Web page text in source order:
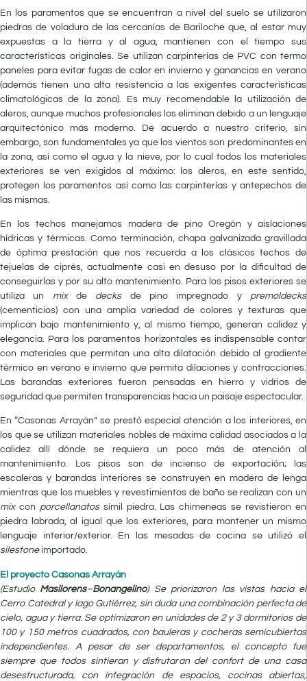
En los paramentos que se encuentran a nivel del suelo se utilizaron
piedras de voladura de las cercanías de Bariloche que, al estar muy
expuestas a la tierra y al agua, mantienen con el tiempo sus
características originales. Se utilizan carpinterías de PVC con termo
paneles para evitar fugas de calor en invierno y ganancias en verano
(además tienen una alta resistencia a las exigentes características
climatológicas de la zona). Es muy recomendable la utilización de
aleros, aunque muchos profesionales los eliminan debido a un lenguaje
arquitectónico más moderno. De acuerdo a nuestro criterio, sin
embargo, son fundamentales ya que los vientos son predominantes en
la zona, así como el agua y la nieve, por lo cual todos los materiales
exteriores se ven exigidos al máximo: los aleros, en este sentido,
protegen los paramentos así como las carpinterías y antepechos de
las mismas.
En los techos manejamos madera de pino Oregón y aislaciones
hídricas y térmicas. Como terminación, chapa galvanizada gravillada
de óptima prestación que nos recuerda a los clásicos techos de
tejuelas de ciprés, actualmente casi en desuso por la dificultad de
conseguirlas y por su alto mantenimiento. Para los pisos exteriores se
utiliza un mixde decksde pino impregnado ypremoldecks
(cementicios) con una amplia variedad de colores y texturas que
implican bajo mantenimiento y, al mismo tiempo, generan calidez y
elegancia. Para los paramentos horizontales es indispensable contar
con materiales que permitan una alta dilatación debido al gradiente
térmico en verano e invierno que permita dilaciones y contracciones.
Las barandas exteriores fueron pensadas en hierro y vidrios de
seguridad que permiten transparencias hacia un paisaje espectacular.
En “Casonas Arrayán” se prestó especial atención a los interiores, en
los que se utilizan materiales nobles de máxima calidad asociados a la
calidez allí dónde se requiera un poco más de atención al
mantenimiento. Los pisos son de incienso de exportación; las
escaleras y barandas interiores se construyen en madera de lenga
mientras que los muebles y revestimientos de baño se realizan con un
mixcon porcellanatossímil piedra. Las chimeneas se revistieron en
piedra labrada, al igual que los exteriores, para mantener un mismo
lenguaje interior/exterior. En las mesadas de cocina se utilizó el
silestoneimportado.
El proyecto Casonas Arrayán
(Estudio Masllorens–Bonangelino) Se priorizaron las vistas hacia el
Cerro Catedral y lago Gutiérrez, sin duda una combinación perfecta de
cielo, agua y tierra. Se optimizaron en unidades de 2 y 3 dormitorios de
100 y 150 metros cuadrados, con bauleras y cocheras semicubiertas
independientes. A pesar de ser departamentos, el concepto fue
siempre que todos sintieran y disfrutaran del confort de una casa
desestructurada, con integración de espacios, cocinas abiertas,